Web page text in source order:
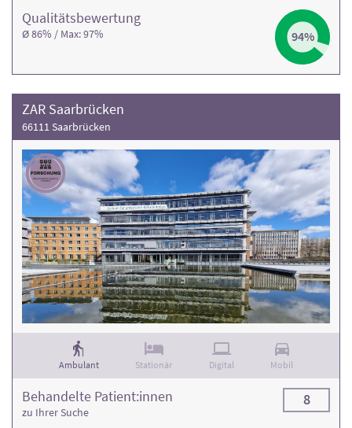
Qualitäts­bewertung
Ø 86% / Max: 97% 94%
ZAR Saarbrücken
66111 Saarbrücken
Ambulant Stationär Digital Mobil
Behandelte Patient:innen
zu Ihrer Suche
8